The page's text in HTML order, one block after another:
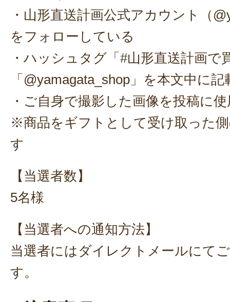
・山形直送計画公式アカウント（
をフォローしている
・ハッシュタグ「#山形直送計画で
「@yamagata_shop」を本文中に
・ご自身で撮影した画像を投稿に
※商品をギフトとして受け取った
す
【当選者数】
5名様
【当選者への通知方法】
当選者にはダイレクトメールにて
す。